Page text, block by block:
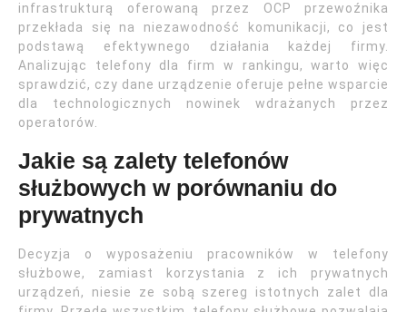
infrastrukturą oferowaną przez OCP przewoźnika
przekłada się na niezawodność komunikacji, co jest
podstawą efektywnego działania każdej firmy.
Analizując telefony dla firm w rankingu, warto więc
sprawdzić, czy dane urządzenie oferuje pełne wsparcie
dla technologicznych nowinek wdrażanych przez
operatorów.
Jakie są zalety telefonów
służbowych w porównaniu do
prywatnych
Decyzja o wyposażeniu pracowników w telefony
służbowe, zamiast korzystania z ich prywatnych
urządzeń, niesie ze sobą szereg istotnych zalet dla